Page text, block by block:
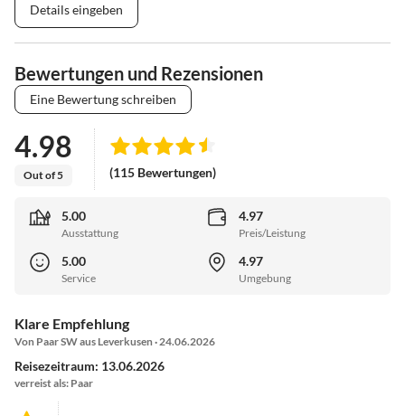
Details eingeben
Bewertungen und Rezensionen
Eine Bewertung schreiben
4.98
Out of 5 (115 Bewertungen)
5.00
Ausstattung
4.97
Preis/Leistung
5.00
Service
4.97
Umgebung
Klare Empfehlung
Von Paar SW aus Leverkusen · 24.06.2026
Reisezeitraum: 13.06.2026
verreist als: Paar